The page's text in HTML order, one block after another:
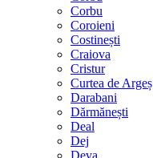
Corbu
Coroieni
Costinești
Craiova
Cristur
Curtea de Argeș
Darabani
Dărmănești
Deal
Dej
Deva